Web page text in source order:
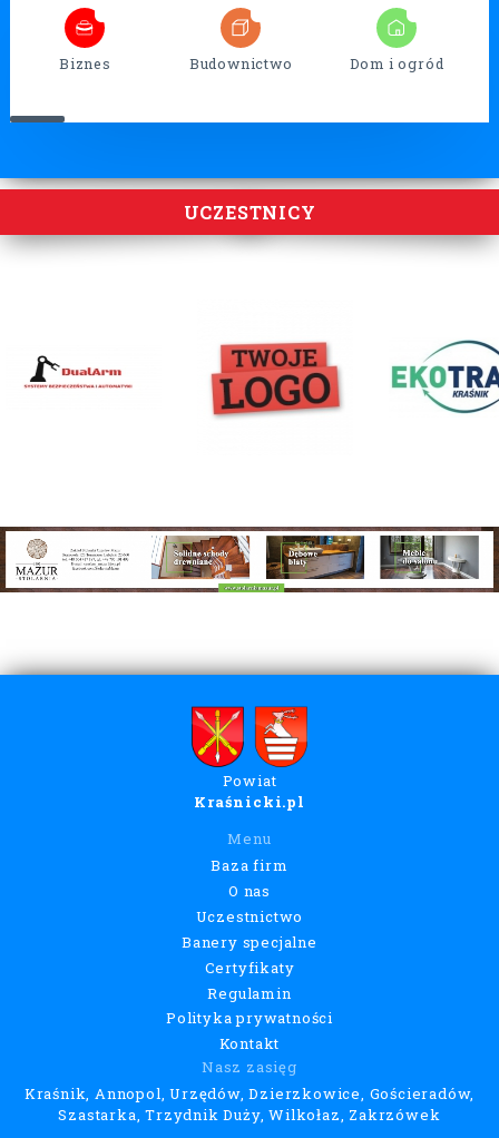
Biznes Budownictwo Dom i ogród
UCZESTNICY
Powiat
Kraśnicki.pl
Menu
Baza firm
O nas
Uczestnictwo
Banery specjalne
Certyfikaty
Regulamin
Polityka prywatności
Kontakt
Nasz zasięg
Kraśnik, Annopol, Urzędów, Dzierzkowice, Gościeradów,
Szastarka, Trzydnik Duży, Wilkołaz, Zakrzówek